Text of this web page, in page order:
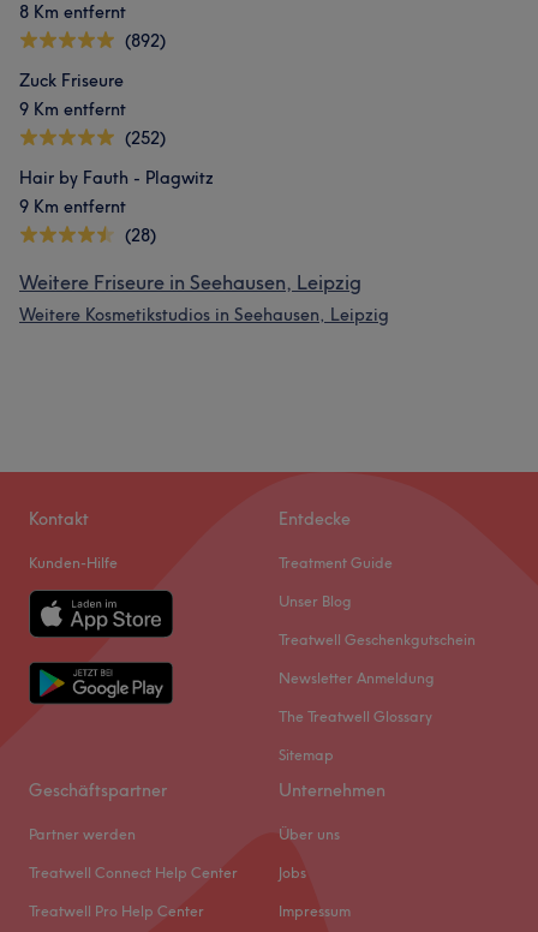
8 Km entfernt
(892)
Zuck Friseure
9 Km entfernt
(252)
Hair by Fauth - Plagwitz
9 Km entfernt
(28)
Weitere Friseure in Seehausen, Leipzig
Weitere Kosmetikstudios in Seehausen, Leipzig
Kontakt
Kunden-Hilfe
Entdecke
Treatment Guide
Unser Blog
Treatwell Geschenkgutschein
Newsletter Anmeldung
The Treatwell Glossary
Sitemap
Geschäftspartner
Partner werden
Treatwell Connect Help Center
Treatwell Pro Help Center
Unternehmen
Über uns
Jobs
Impressum